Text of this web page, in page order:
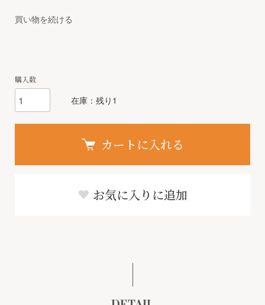
買い物を続ける
購入数
在庫：残り1
カートに入れる
お気に入りに追加